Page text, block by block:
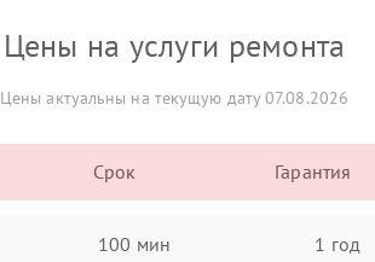
Цены на услуги ремонта
Цены актуальны на текущую дату 07.08.2026
Срок Гарантия
100 мин 1 год